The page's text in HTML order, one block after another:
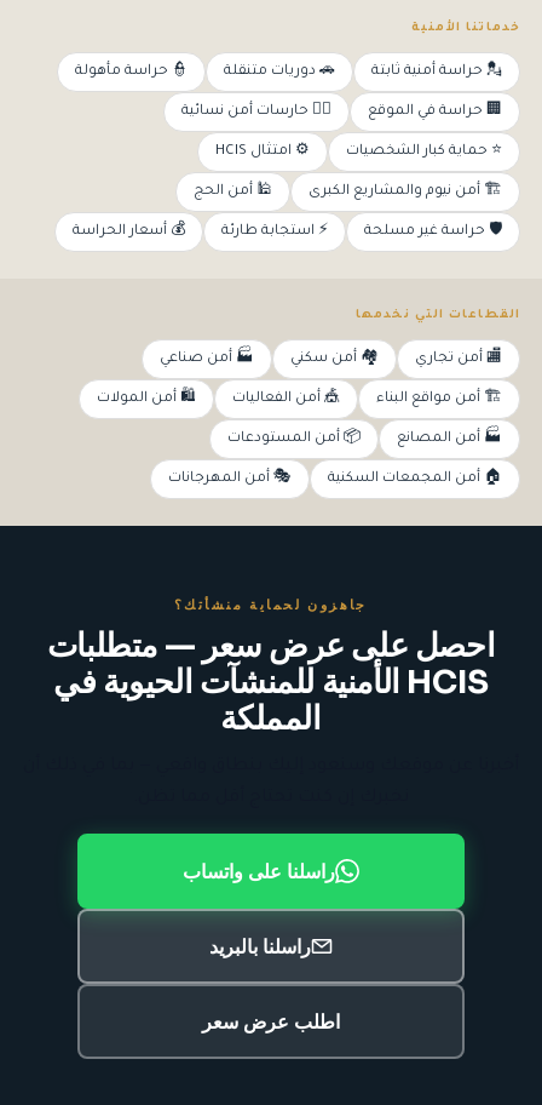
خدماتنا الأمنية
💂 حراسة أمنية ثابتة 🚗 دوريات متنقلة 👮 حراسة مأهولة
🏢 حراسة في الموقع 👩‍✈️ حارسات أمن نسائية
⭐ حماية كبار الشخصيات ⚙️ امتثال HCIS
🏗️ أمن نيوم والمشاريع الكبرى 🕌 أمن الحج
🛡️ حراسة غير مسلحة ⚡ استجابة طارئة 💰 أسعار الحراسة
القطاعات التي نخدمها
🏬 أمن تجاري 🏘️ أمن سكني 🏭 أمن صناعي
🏗️ أمن مواقع البناء 🎪 أمن الفعاليات 🛍️ أمن المولات
🏭 أمن المصانع 📦 أمن المستودعات
🏠 أمن المجمعات السكنية 🎭 أمن المهرجانات
جاهزون لحماية منشأتك؟
احصل على عرض سعر — متطلبات
HCIS الأمنية للمنشآت الحيوية في
المملكة
راسلنا على واتساب
راسلنا بالبريد
اطلب عرض سعر